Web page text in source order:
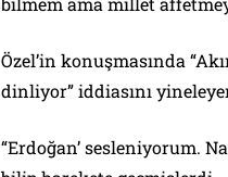
Özel’in konuşmasında
dinliyor” iddiasını
“Erdoğan’ sesleniyorum.